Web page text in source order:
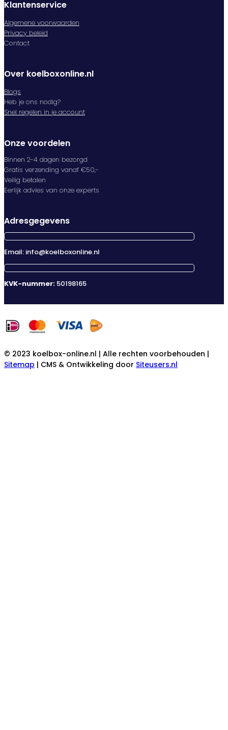
Klantenservice
Algemene voorwaarden
Privacy beleid
Contact
Over koelboxonline.nl
Blogs
Heb je ons nodig?
Snel regelen in je account
Onze voordelen
Binnen 2-4 dagen bezorgd
Gratis verzending vanaf €50,-
Veilig betalen
Eerlijk advies van onze experts
Adresgegevens
Email: info@koelboxonline.nl
KVK-nummer: 50198165
© 2023 koelbox-online.nl | Alle rechten voorbehouden |
Sitemap | CMS & Ontwikkeling door Siteusers.nl